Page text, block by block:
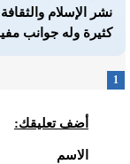
نشر الإسلام
كثيرة وله جوانب
1
أضف تعليقك:
الاسم